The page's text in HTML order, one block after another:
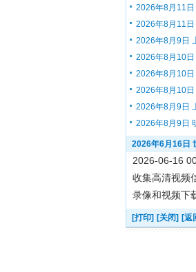
2026年8月11
2026年8月11
2026年8月9日
2026年8月10
2026年8月10
2026年8月10
2026年8月9日
2026年8月9日
2026年6月16日
2026-06-16
收集高清视频
录像和视频下
[打印] [关闭] [返